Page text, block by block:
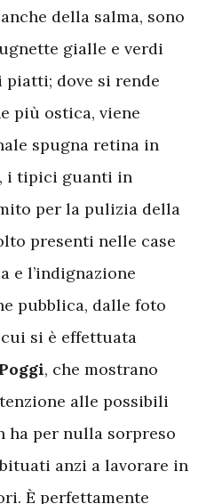
della salma, sono
gialle e verdi
dove si rende
più ostica, viene
spugna retina in
i tipici guanti in
per la pulizia della
presenti nelle case
e l’indignazione
pubblica, dalle foto
si è effettuata
, che mostrano
alle possibili
ha per nulla sorpreso
anzi a lavorare in
È perfettamente